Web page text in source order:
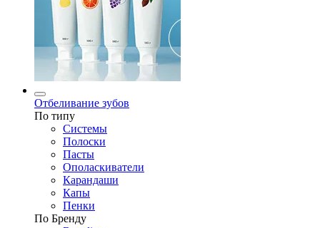
Отбеливание зубов
По типу
Системы
Полоски
Пасты
Ополаскиватели
Карандаши
Капы
Пенки
По Бренду